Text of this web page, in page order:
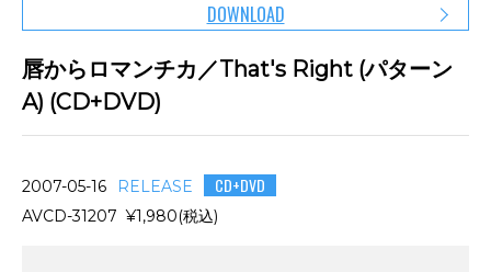
DOWNLOAD
唇からロマンチカ／That's Right (パターン
A) (CD+DVD)
2007-05-16 RELEASE CD+DVD
AVCD-31207 ¥1,980(税込)